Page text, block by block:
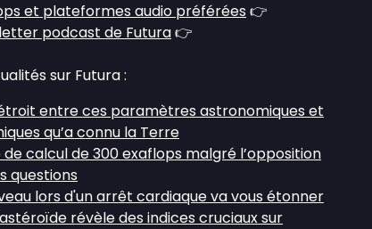
et plateformes audio préférées 👉
podcast de Futura👉
sur Futura :
entre ces paramètres astronomiques et
qu’a connu la Terre
de calcul de 300 exaflops malgré l’opposition
questions
lors d'un arrêt cardiaque va vous étonner
révèle des indices cruciaux sur